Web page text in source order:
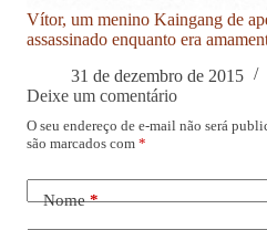
Vítor, um menino Kaingang de
assassinado enquanto era
31 de dezembro de 2015
Deixe um comentário
O seu endereço de e-mail não será
são marcados com *
Nome*